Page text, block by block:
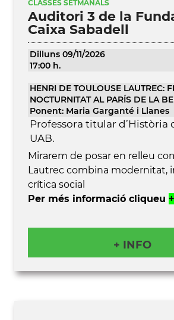
CLASSES SETMANALS
Auditori 3 de la
Caixa Sabadell
Dilluns 09/11/2026
17:00 h.
HENRI DE TOULOUSE LAUTREC:
NOCTURNITAT AL PARÍS DE LA
Ponent: Maria Garganté i Llanes
Professora titular d’Història
UAB.
Mirarem de posar en relleu
Lautrec combina modernitat,
crítica social
Per més informació cliqueu
+ INFO